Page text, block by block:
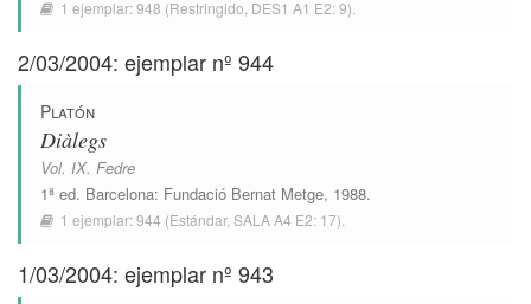
1 ejemplar:948 (Restringido, DES1 A1 E2: 9).
2/03/2004: ejemplar nº 944
Platón
Diàlegs
Vol. IX. Fedre
1ª ed. Barcelona: Fundació Bernat Metge, 1988.
1 ejemplar:944 (Estándar, SALA A4 E2: 17).
1/03/2004: ejemplar nº 943